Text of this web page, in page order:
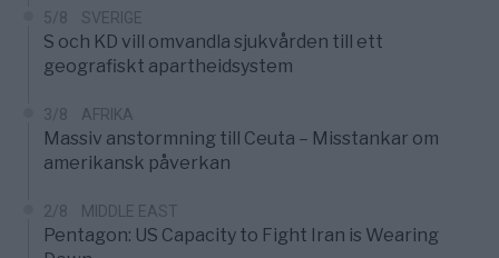
5/8 SVERIGE
S och KD vill omvandla sjukvården till ett
geografiskt apartheidsystem
3/8 AFRIKA
Massiv anstormning till Ceuta – Misstankar om
amerikansk påverkan
2/8 MIDDLE EAST
Pentagon: US Capacity to Fight Iran is Wearing